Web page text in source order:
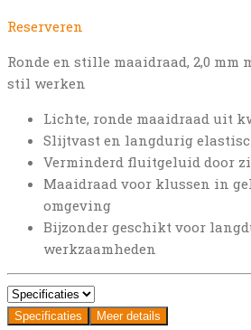
Reserveren
Ronde en stille maaidraad, 2,0 mm
stil werken
Lichte, ronde maaidraad uit
Slijtvast en langdurig
Verminderd fluitgeluid door
Maaidraad voor klussen in
omgeving
Bijzonder geschikt voor
werkzaamheden
Specificaties Meer details